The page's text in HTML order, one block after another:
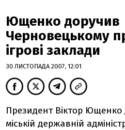
Ющенко доручив
Черновецькому
ігрові заклади
30 ЛИСТОПАДА 2007, 12:01
Президент Віктор Ющенко
міській державній